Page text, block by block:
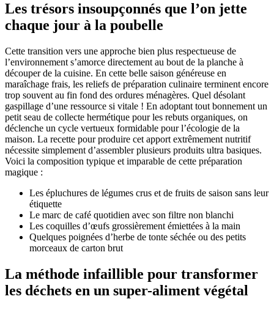
Les trésors insoupçonnés que l’on jette
chaque jour à la poubelle
Cette transition vers une approche bien plus respectueuse de
l’environnement s’amorce directement au bout de la planche à
découper de la cuisine. En cette belle saison généreuse en
maraîchage frais, les reliefs de préparation culinaire terminent encore
trop souvent au fin fond des ordures ménagères. Quel désolant
gaspillage d’une ressource si vitale ! En adoptant tout bonnement un
petit seau de collecte hermétique pour les rebuts organiques, on
déclenche un cycle vertueux formidable pour l’écologie de la
maison. La recette pour produire cet apport extrêmement nutritif
nécessite simplement d’assembler plusieurs produits ultra basiques.
Voici la composition typique et imparable de cette préparation
magique :
Les épluchures de légumes crus et de fruits de saison sans leur
étiquette
Le marc de café quotidien avec son filtre non blanchi
Les coquilles d’œufs grossièrement émiettées à la main
Quelques poignées d’herbe de tonte séchée ou des petits
morceaux de carton brut
La méthode infaillible pour transformer
les déchets en un super-aliment végétal